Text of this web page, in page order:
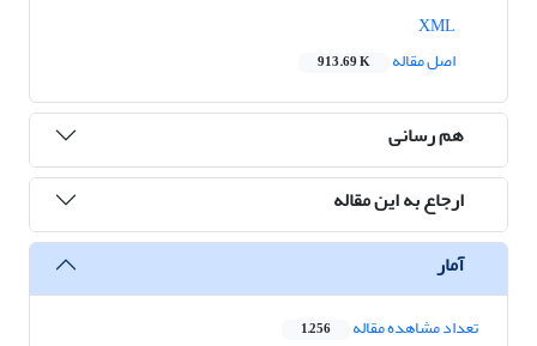
اصل مقاله
913.69 K
هم رسانی
ارجاع به این مقاله
آمار
تعداد مشاهده مقاله 1,256